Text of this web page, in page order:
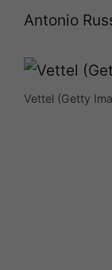
Antonio
Vettel (Getty